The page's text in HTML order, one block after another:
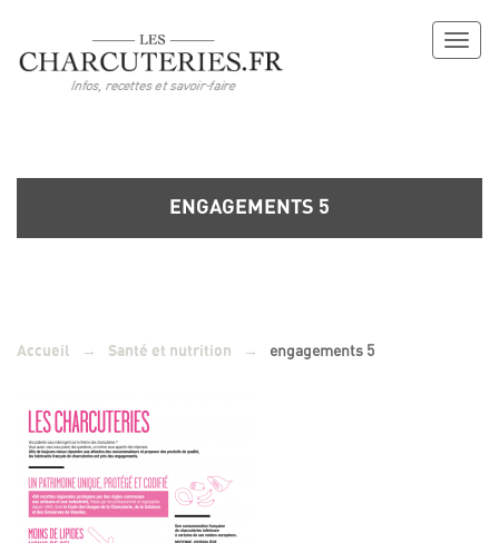
ENGAGEMENTS 5
Accueil → Santé et nutrition → engagements 5